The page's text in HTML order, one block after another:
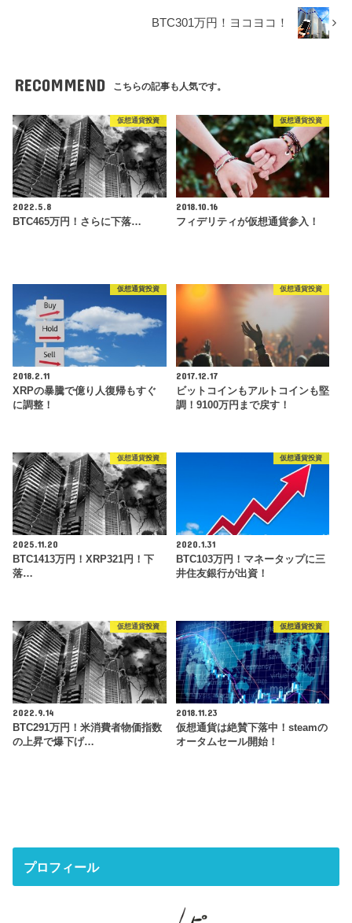
BTC301万円！ヨコヨコ！
RECOMMEND こちらの記事も人気です。
仮想通貨投資
2022.5.8
BTC465万円！さらに下落…
仮想通貨投資
2018.10.16
フィデリティが仮想通貨参入！
仮想通貨投資
2018.2.11
XRPの暴騰で億り人復帰もすぐ
に調整！
仮想通貨投資
2017.12.17
ビットコインもアルトコインも堅
調！9100万円まで戻す！
仮想通貨投資
2025.11.20
BTC1413万円！XRP321円！下
落…
仮想通貨投資
2020.1.31
BTC103万円！マネータップに三
井住友銀行が出資！
仮想通貨投資
2022.9.14
BTC291万円！米消費者物価指数
の上昇で爆下げ…
仮想通貨投資
2018.11.23
仮想通貨は絶賛下落中！steamの
オータムセール開始！
プロフィール